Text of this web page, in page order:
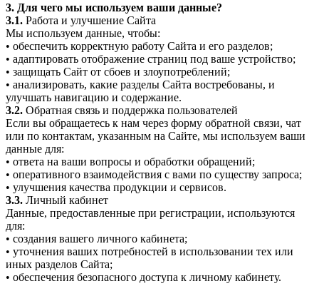
3. Для чего мы используем ваши данные?
3.1. Работа и улучшение Сайта
Мы используем данные, чтобы:
• обеспечить корректную работу Сайта и его разделов;
• адаптировать отображение страниц под ваше устройство;
• защищать Сайт от сбоев и злоупотреблений;
• анализировать, какие разделы Сайта востребованы, и
улучшать навигацию и содержание.
3.2. Обратная связь и поддержка пользователей
Если вы обращаетесь к нам через форму обратной связи, чат
или по контактам, указанным на Сайте, мы используем ваши
данные для:
• ответа на ваши вопросы и обработки обращений;
• оперативного взаимодействия с вами по существу запроса;
• улучшения качества продукции и сервисов.
3.3. Личный кабинет
Данные, предоставленные при регистрации, используются
для:
• создания вашего личного кабинета;
• уточнения ваших потребностей в использовании тех или
иных разделов Сайта;
• обеспечения безопасного доступа к личному кабинету.